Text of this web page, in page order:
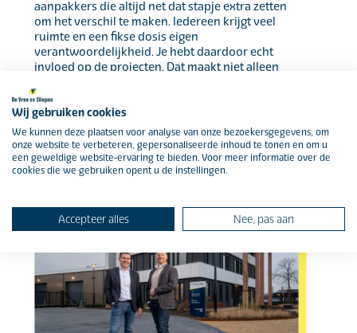
aanpakkers die altijd net dat stapje extra zetten
om het verschil te maken. Iedereen krijgt veel
ruimte en een fikse dosis eigen
verantwoordelijkheid. Je hebt daardoor echt
invloed op de projecten. Dat maakt niet alleen
resultaten. En dat komt natuurlijk ook de klant
ten goede.
Wij gebruiken cookies
We kunnen deze plaatsen voor analyse van onze bezoekersgegevens, om
onze website te verbeteren, gepersonaliseerde inhoud te tonen en om u
een geweldige website-ervaring te bieden. Voor meer informatie over de
cookies die we gebruiken opent u de instellingen.
Accepteer alles Nee, pas aan